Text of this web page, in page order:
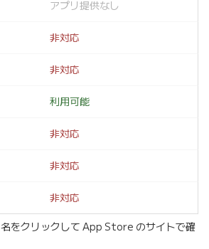
アプリ提供なし
非対応
非対応
利用可能
非対応
非対応
非対応
をクリックして App Store のサイトで確